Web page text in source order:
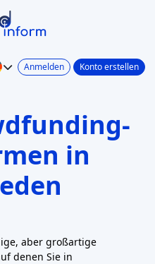
Anmelden Konto erstellen
in
aber großartige
denen Sie in